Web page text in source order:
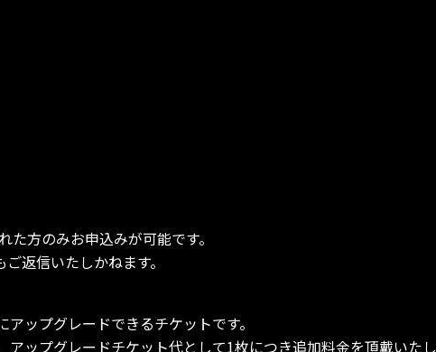
方のみお申込みが可能です。
返信いたしかねます。
ップグレードできるチケットです。
ップグレードチケット代として1枚につき追加料金を頂戴いた